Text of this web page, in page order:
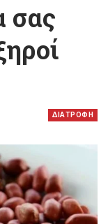
σας
ΔΙΑΤΡΟΦΗ